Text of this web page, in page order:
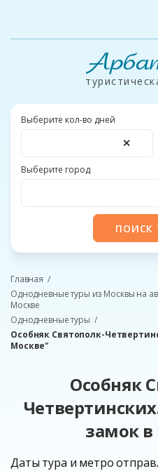
Выберите кол-во дней
✕
Выберите город
ПОИСК
Главная
Однодневные туры из Москвы на
Москве
Однодневные туры
Особняк Святополк-
Москве"
Особняк
замок
Даты тура и метро